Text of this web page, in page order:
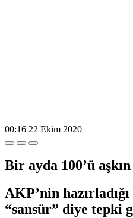
00:16 22 Ekim 2020
Bir ayda 100’ü
AKP’nin
“sansür” diye tepki